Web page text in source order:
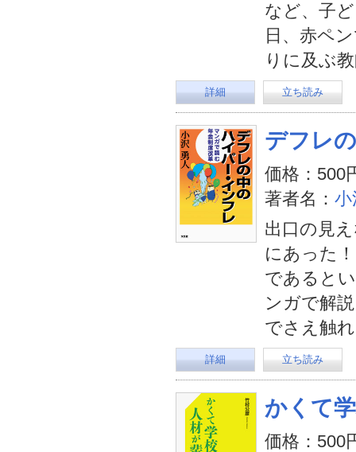
など、子
日、赤ペ
りに及ぶ
詳細 立ち読み
デフレ
価格：500
著者名： 小
出口の見
にあった
であると
ンガで解
でさえ触
詳細 立ち読み
かくて
価格：500